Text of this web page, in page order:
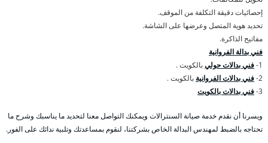
إحصائيات دقيقة التكلفة من الموقف.
تحديد هوية المتصل وعرضها على الشاشة.
مفاتيح الذاكرة.
فني بدالة الفروانية
1- فني بدالات حوليبالكويت .
2- فني بدالات الفروانية بالكويت .
3- فني بدالات بالكويت
ويسرنا أن نقدم خدمة صيانة السنترالات ويمكنك التواصل معنا لتحديد ما يناسبك وشرح ما
تحتاجه بالضبط لمهندس البدالة الخاص بشركتنا، لنقوم بمساعدتك وتلبية ندائك على الفور.